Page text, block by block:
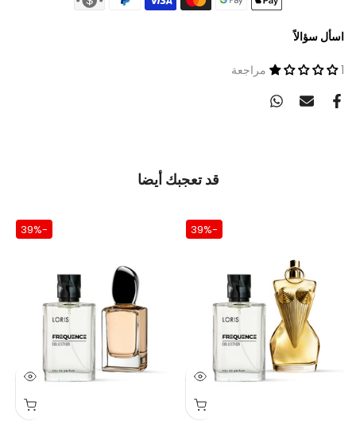
اسأل سؤالاً
1 مراجعة
قد تعجبك أيضا
-39%
-39%